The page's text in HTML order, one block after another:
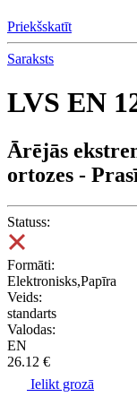
Priekšskatīt
Saraksts
LVS EN
Ārējās
ortozes -
Statuss:
Formāti:
Elektronisks,Papīra
Veids:
standarts
Valodas:
EN
26.12 €
Ielikt grozā